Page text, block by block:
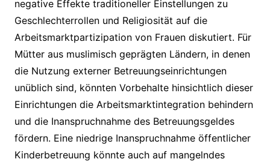
negative Effekte traditioneller Einstellungen zu
Geschlechterrollen und Religiosität auf die
Arbeitsmarktpartizipation von Frauen diskutiert. Für
Mütter aus muslimisch geprägten Ländern, in denen
die Nutzung externer Betreuungseinrichtungen
unüblich sind, könnten Vorbehalte hinsichtlich dieser
Einrichtungen die Arbeits­marktintegration behindern
und die Inanspruchnahme des Betreuungsgeldes
fördern. Eine niedrige Inanspruchnahme öffentlicher
Kinderbetreuung könnte auch auf mangelndes